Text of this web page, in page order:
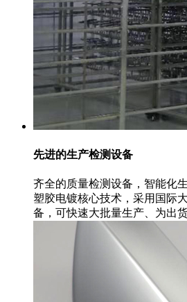
先进的生产检测设备
齐全的质量检测设备，智能化
塑胶电镀核心技术，采用国际
备，可快速大批量生产、为出